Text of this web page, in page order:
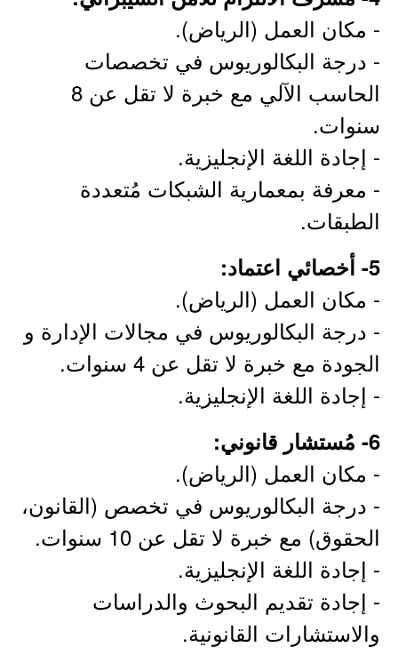
- مكان العمل (الرياض).
- درجة البكالوريوس في تخصصات
الحاسب الآلي مع خبرة لا تقل عن 8
سنوات.
- إجادة اللغة الإنجليزية.
- معرفة بمعمارية الشبكات مُتعددة
الطبقات.
5- أخصائي اعتماد:
- مكان العمل (الرياض).
- درجة البكالوريوس في مجالات الإدارة و
الجودة مع خبرة لا تقل عن 4 سنوات.
- إجادة اللغة الإنجليزية.
6- مُستشار قانوني:
- مكان العمل (الرياض).
- درجة البكالوريوس في تخصص (القانون،
الحقوق) مع خبرة لا تقل عن 10 سنوات.
- إجادة اللغة الإنجليزية.
- إجادة تقديم البحوث والدراسات
والاستشارات القانونية.